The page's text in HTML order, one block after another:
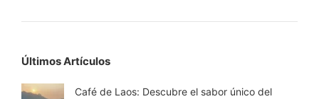
Últimos Artículos
Café de Laos: Descubre el sabor único del